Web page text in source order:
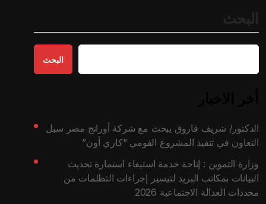
البحث
الدكتور/ شريف فاروق يبحث مع شركة أورانج مصر سبل
التعاون في تنفيذ المشروع القومي “كاري أون”
وزارة التموين : إتاحة خدمة استيفاء استمارة تحديث
البيانات بمكاتب البريد لتيسير إجراءات التظلمات من
محددات العدالة الاجتماعية 2026